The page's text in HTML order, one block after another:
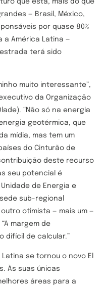
que está, mais do que
— Brasil, México,
por quase 80%
a América Latina —
terá sido
muito interessante”,
da Organização
“Não só na energia
geotérmica, que
mídia, mas tem um
do Cinturão de
contribuição deste recurso
seu potencial é
de Energia e
sub-regional
otimista — mais um —
margem de
difícil de calcular.”
se tornou o novo El
Às suas únicas
áreas para a